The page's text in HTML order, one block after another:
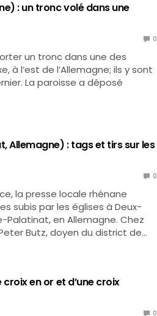
: un tronc volé dans une
0
un tronc dans une des
à l’est de l’Allemagne; ils y sont
La paroisse a déposé
Allemagne) : tags et tirs sur les
0
la presse locale rhénane
subis par les églises à Deux-
Palatinat, en Allemagne. Chez
Butz, doyen du district de…
en or et d’une croix
0